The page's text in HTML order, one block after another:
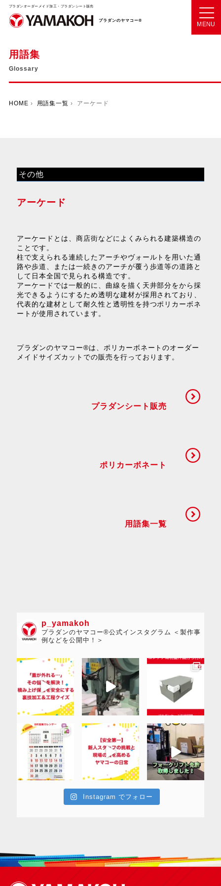
プラダンオーダーメイド加工・プラダンシート販売
プラダンのヤマコー®
MENU
用語集
Glossary
HOME › 用語集一覧 › アーケード
その他
アーケード
アーケードとは、商店街などによくみられる建築構造の
ことです。
柱で支えられる連続したアーチやヴォールトを用いた通
路や歩道、または一続きのアーチが覆う歩道等の道路と
して日本全国で見られる構造です。
アーケードでは一般的に、曲線を描く天井部分をから採
光できるようにするため透明な建材が採用されており、
代表的な建材として耐久性と透明性を持つポリカーボネ
ートが使用されています。
プラダンのヤマコー®は、ポリカーボネートのオーダー
メイドサイズカットでの販売を行っております。
プラダンシート販売
ポリカーボネート
用語集一覧
p_yamakoh
プラダンのヤマコー®公式インスタグラム ＜製作事
例などを公開中！＞
Instagram でフォロー